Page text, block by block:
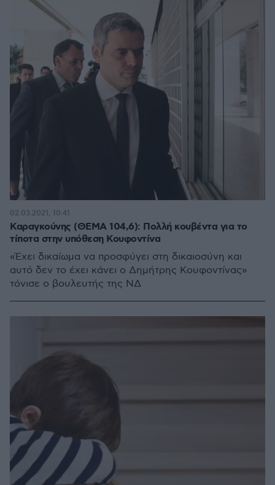
Καραγκούνης (ΘΕΜΑ 104,6): Πολλή κουβέντα για το
τίποτα στην υπόθεση Κουφοντίνα
«Έχει δικαίωμα να προσφύγει στη δικαιοσύνη και
αυτό δεν το έχει κάνει ο Δημήτρης Κουφοντίνας»
τόνισε ο βουλευτής της ΝΔ
02.03.2021, 10:41